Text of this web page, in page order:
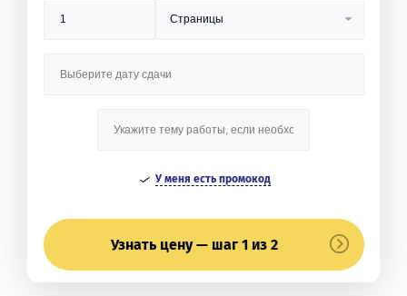
У меня есть промокод
Узнать цену — шаг 1 из 2